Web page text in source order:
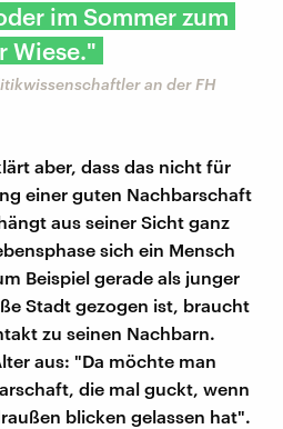
im Sommer zum
Wiese."
an der FH
aber, dass das nicht für
einer guten Nachbarschaft
aus seiner Sicht ganz
sich ein Mensch
Beispiel gerade als junger
Stadt gezogen ist, braucht
zu seinen Nachbarn.
aus: "Da möchte man
die mal guckt, wenn
blicken gelassen hat".